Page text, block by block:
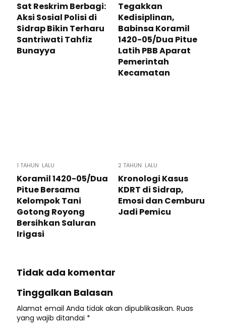
Sat Reskrim Berbagi:
Aksi Sosial Polisi di
Sidrap Bikin Terharu
Santriwati Tahfiz
Bunayya
Tegakkan
Kedisiplinan,
Babinsa Koramil
1420-05/Dua Pitue
Latih PBB Aparat
Pemerintah
Kecamatan
1 TAHUN LALU
Koramil 1420-05/Dua
Pitue Bersama
Kelompok Tani
Gotong Royong
Bersihkan Saluran
Irigasi
2 TAHUN LALU
Kronologi Kasus
KDRT di Sidrap,
Emosi dan Cemburu
Jadi Pemicu
Tidak ada komentar
Tinggalkan Balasan
Alamat email Anda tidak akan dipublikasikan. Ruas
yang wajib ditandai *